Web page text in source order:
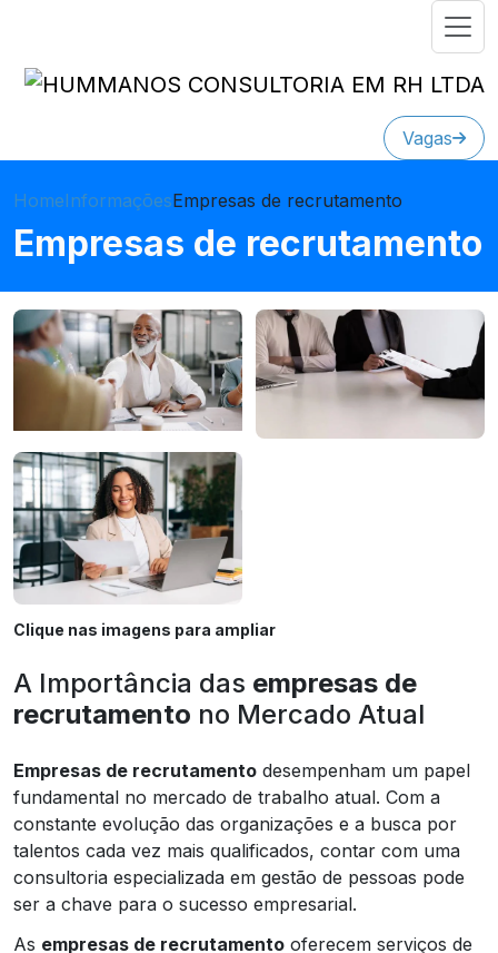
Vagas
HomeInformaçõesEmpresas de recrutamento
Empresas de recrutamento
Clique nas imagens para ampliar
A Importância das empresas de
recrutamento no Mercado Atual
Empresas de recrutamento desempenham um papel
fundamental no mercado de trabalho atual. Com a
constante evolução das organizações e a busca por
talentos cada vez mais qualificados, contar com uma
consultoria especializada em gestão de pessoas pode
ser a chave para o sucesso empresarial.
As empresas de recrutamento oferecem serviços de